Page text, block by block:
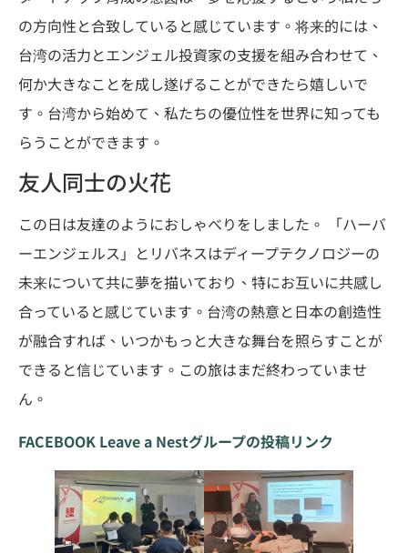
の方向性と合致していると感じています。将来的には、
台湾の活力とエンジェル投資家の支援を組み合わせて、
何か大きなことを成し遂げることができたら嬉しいで
す。台湾から始めて、私たちの優位性を世界に知っても
らうことができます。
友人同士の火花
この日は友達のようにおしゃべりをしました。 「ハーバ
ーエンジェルス」とリバネスはディープテクノロジーの
未来について共に夢を描いており、特にお互いに共感し
合っていると感じています。台湾の熱意と日本の創造性
が融合すれば、いつかもっと大きな舞台を照らすことが
できると信じています。この旅はまだ終わっていませ
ん。
FACEBOOK Leave a Nestグループの投稿リンク